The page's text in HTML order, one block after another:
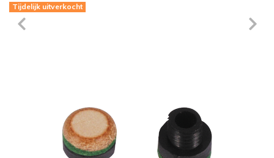
Tijdelijk uitverkocht
Previous